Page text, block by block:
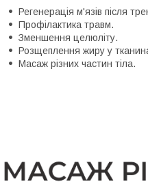
Регенерація м'язів після
Профілактика травм.
Зменшення целюліту.
Розщеплення жиру у
Масаж різних частин тіла.